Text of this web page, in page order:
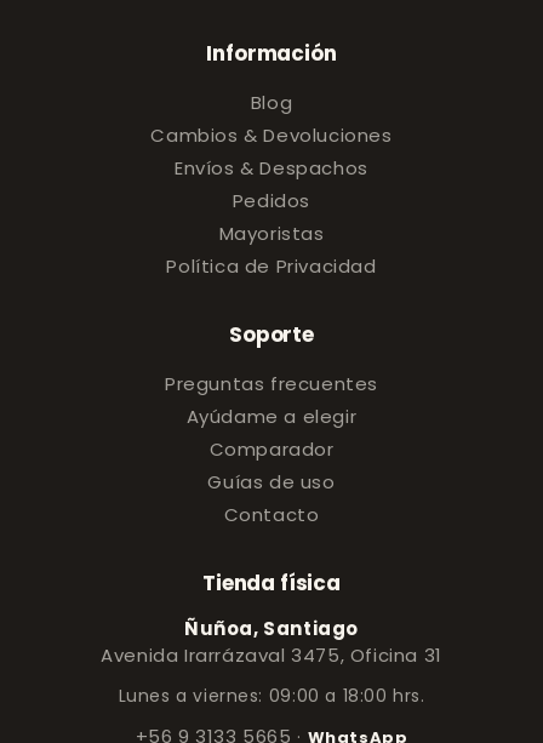
Información
Blog
Cambios & Devoluciones
Envíos & Despachos
Pedidos
Mayoristas
Política de Privacidad
Soporte
Preguntas frecuentes
Ayúdame a elegir
Comparador
Guías de uso
Contacto
Tienda física
Ñuñoa, Santiago
Avenida Irarrázaval 3475, Oficina 31
Lunes a viernes: 09:00 a 18:00 hrs.
+56 9 3133 5665 · WhatsApp